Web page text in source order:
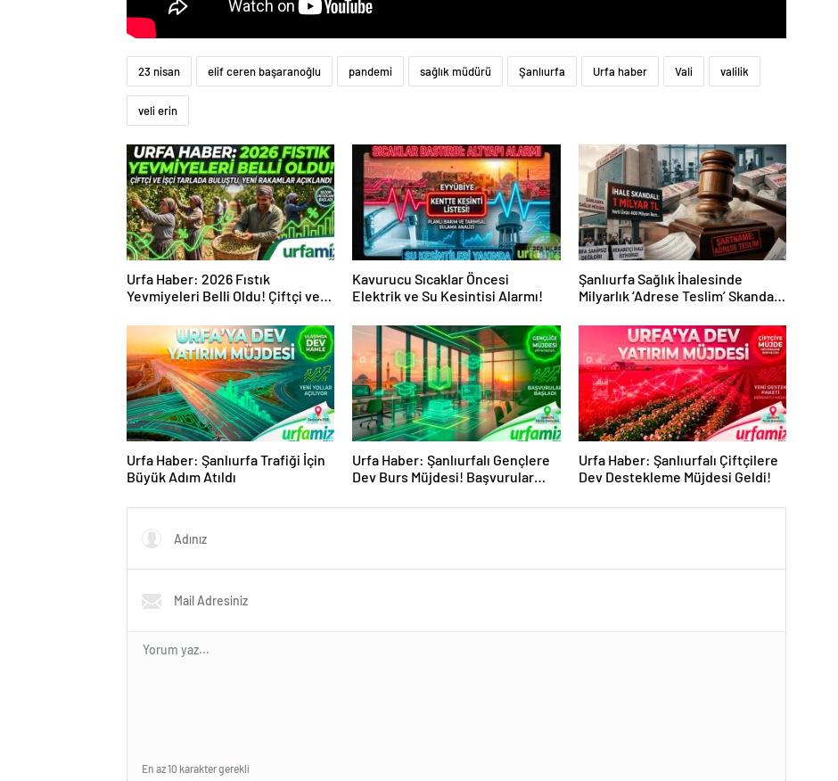
23 nisan elif ceren başaranoğlu pandemi sağlık müdürü Şanlıurfa Urfa haber Vali valilik
veli erin
Urfa Haber: 2026 Fıstık
Yevmiyeleri Belli Oldu! Çiftçi ve
Kavurucu Sıcaklar Öncesi
Elektrik ve Su Kesintisi Alarmı!
Şanlıurfa Sağlık İhalesinde
Milyarlık ‘Adrese Teslim’ Skandalı
Urfa Haber: Şanlıurfa Trafiği İçin
Büyük Adım Atıldı
Urfa Haber: Şanlıurfalı Gençlere
Dev Burs Müjdesi! Başvurular
Urfa Haber: Şanlıurfalı Çiftçilere
Dev Destekleme Müjdesi Geldi!
En az 10 karakter gerekli